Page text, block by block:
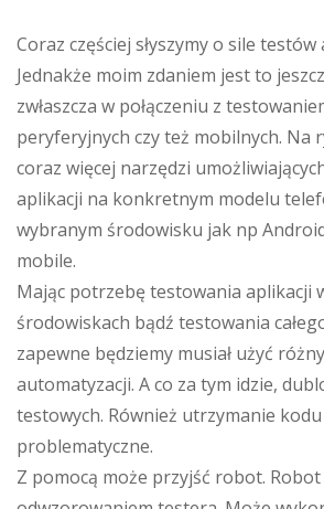
Coraz częściej słyszymy o sile
Jednakże moim zdaniem jest to
zwłaszcza w połączeniu z
peryferyjnych czy też mobilnych. Na
coraz więcej narzędzi
aplikacji na konkretnym modelu
wybranym środowisku jak np
mobile.
Mając potrzebę testowania aplikacji
środowiskach bądź testowania
zapewne będziemy musiał użyć
automatyzacji. A co za tym idzie,
testowych. Również utrzymanie
problematyczne.
Z pomocą może przyjść robot.